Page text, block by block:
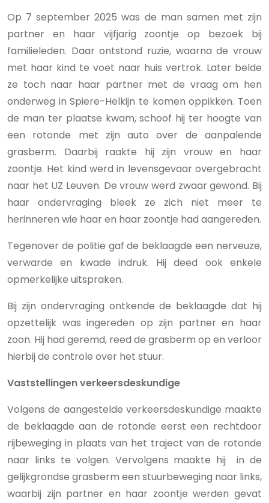
Op 7 september 2025 was de man samen met zijn
partner en haar vijfjarig zoontje op bezoek bij
familieleden. Daar ontstond ruzie, waarna de vrouw
met haar kind te voet naar huis vertrok. Later belde
ze toch naar haar partner met de vraag om hen
onderweg in Spiere-Helkijn te komen oppikken. Toen
de man ter plaatse kwam, schoof hij ter hoogte van
een rotonde met zijn auto over de aanpalende
grasberm. Daarbij raakte hij zijn vrouw en haar
zoontje. Het kind werd in levensgevaar overgebracht
naar het UZ Leuven. De vrouw werd zwaar gewond. Bij
haar ondervraging bleek ze zich niet meer te
herinneren wie haar en haar zoontje had aangereden.
Tegenover de politie gaf de beklaagde een nerveuze,
verwarde en kwade indruk. Hij deed ook enkele
opmerkelijke uitspraken.
Bij zijn ondervraging ontkende de beklaagde dat hij
opzettelijk was ingereden op zijn partner en haar
zoon. Hij had geremd, reed de grasberm op en verloor
hierbij de controle over het stuur.
Vaststellingen verkeersdeskundige
Volgens de aangestelde verkeersdeskundige maakte
de beklaagde aan de rotonde eerst een rechtdoor
rijbeweging in plaats van het traject van de rotonde
naar links te volgen. Vervolgens maakte hij in de
gelijkgrondse grasberm een stuurbeweging naar links,
waarbij zijn partner en haar zoontje werden gevat